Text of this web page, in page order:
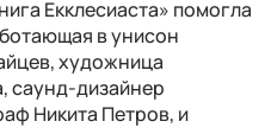
Екклесиаста» помогла
в унисон
художница
саунд-дизайнер
Никита Петров, и